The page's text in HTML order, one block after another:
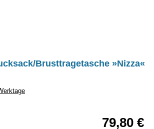
Brusttragetasche »Nizza«
79,80 €